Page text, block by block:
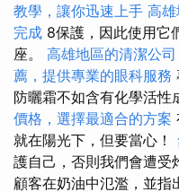
教學，讓你迅速上手 高
完成 8保護，因此使用它
座。 高雄地區的清潔公
薦，提供專業的眼科服務
防曬霜不如含有化學活性
價格，選擇最適合的方案
就在陽光下，但要當心！
護自己，否則我們會遭受
顧客在奶油中氾濫，並指